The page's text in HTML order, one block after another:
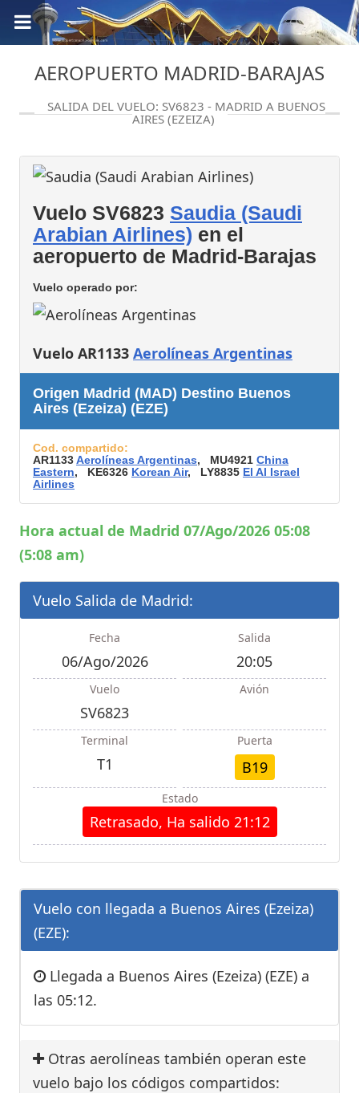
AEROPUERTO MADRID-BARAJAS
SALIDA DEL VUELO: SV6823 - MADRID A BUENOS
AIRES (EZEIZA)
Vuelo SV6823 Saudia (Saudi
Arabian Airlines) en el
aeropuerto de Madrid-Barajas
Vuelo operado por:
Vuelo AR1133 Aerolíneas Argentinas
Origen Madrid (MAD) Destino Buenos
Aires (Ezeiza) (EZE)
Cod. compartido:
AR1133Aerolíneas Argentinas, MU4921 China
Eastern, KE6326 Korean Air, LY8835 El Al Israel
Airlines
Hora actual de Madrid 07/Ago/2026 05:08
(5:08 am)
Vuelo Salida de Madrid:
Fecha
06/Ago/2026
Salida
20:05
Vuelo
SV6823
Avión
Terminal
T1
Puerta
B19
Estado
Retrasado, Ha salido 21:12
Vuelo con llegada a Buenos Aires (Ezeiza)
(EZE):
Llegada a Buenos Aires (Ezeiza) (EZE) a
las 05:12.
Otras aerolíneas también operan este
vuelo bajo los códigos compartidos: